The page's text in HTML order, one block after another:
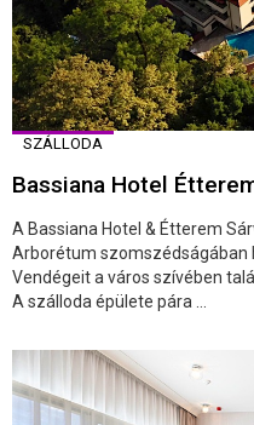
SZÁLLODA
Bassiana Hotel
A Bassiana Hotel & Étterem
Arborétum szomszédságában
Vendégeit a város szívében
A szálloda épülete pára ...